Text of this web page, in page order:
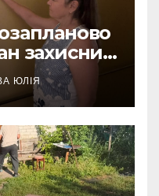
захисних
ЮЛІЯ